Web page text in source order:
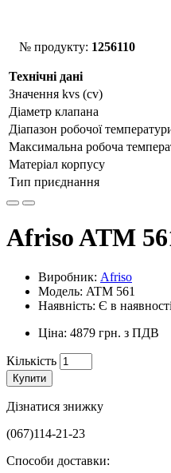
№ продукту: 1256110
Технічні дані
Значення kvs (cv)
Діаметр клапана
Діапазон робочої
Максимальна робоча
Матеріал корпусу
Тип приєднання
Afriso ATM
Виробник: Afriso
Модель: ATM 561
Наявність: Є в наявності
Ціна: 4879 грн. з ПДВ
Кількість
Купити
Дізнатися знижку
(067)114-21-23
Способи доставки: